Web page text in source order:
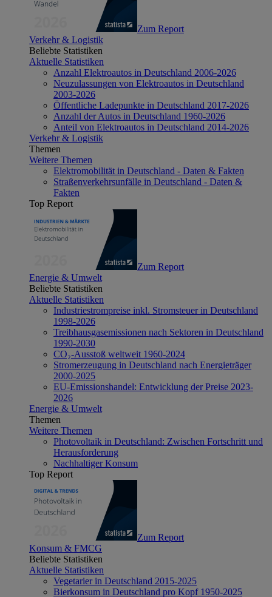
Zum Report
Verkehr & Logistik
Beliebte Statistiken
Aktuelle Statistiken
Anzahl Elektroautos in Deutschland 2006-2026
Neuzulassungen von Elektroautos in Deutschland
2003-2026
Öffentliche Ladepunkte in Deutschland 2017-2026
Anzahl der Autos in Deutschland 1960-2026
Anteil von Elektroautos in Deutschland 2014-2026
Verkehr & Logistik
Themen
Weitere Themen
Elektromobilität in Deutschland - Daten & Fakten
Straßenverkehrsunfälle in Deutschland - Daten &
Fakten
Top Report
Zum Report
Energie & Umwelt
Beliebte Statistiken
Aktuelle Statistiken
Industriestrompreise inkl. Stromsteuer in Deutschland
1998-2026
Treibhausgasemissionen nach Sektoren in Deutschland
1990-2030
CO₂-Ausstoß weltweit 1960-2024
Stromerzeugung in Deutschland nach Energieträger
2000-2025
EU-Emissionshandel: Entwicklung der Preise 2023-
2026
Energie & Umwelt
Themen
Weitere Themen
Photovoltaik in Deutschland: Zwischen Fortschritt und
Herausforderung
Nachhaltiger Konsum
Top Report
Zum Report
Konsum & FMCG
Beliebte Statistiken
Aktuelle Statistiken
Vegetarier in Deutschland 2015-2025
Bierkonsum in Deutschland pro Kopf 1950-2025